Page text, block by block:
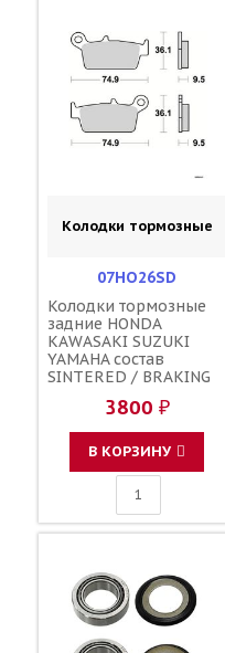
Колодки тормозные
07HO26SD
Колодки тормозные
задние HONDA
KAWASAKI SUZUKI
YAMAHA состав
SINTERED / BRAKING
43105-KZ1-415 43082-
1228 43082-1267
69100-37820 5GR-
3800 ₽
В КОРЗИНУ